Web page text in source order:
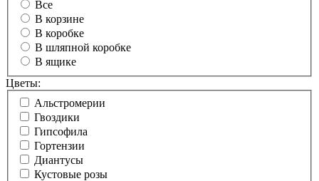
Все
В корзине
В коробке
В шляпной коробке
В ящике
Цветы:
Альстромерии
Гвоздики
Гипсофила
Гортензии
Диантусы
Кустовые розы